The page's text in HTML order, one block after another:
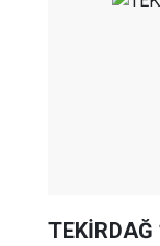
TEKİRDAĞ